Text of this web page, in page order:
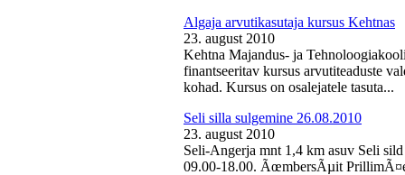
Algaja arvutikasutaja kursus Kehtnas
23. august 2010
Kehtna Majandus- ja
finantseeritav kursus arvutiteaduste
kohad. Kursus on osalejatele tasuta...
Seli silla sulgemine 26.08.2010
23. august 2010
Seli-Angerja mnt 1,4 km asuv Seli
09.00-18.00. ÃœmbersÃµit